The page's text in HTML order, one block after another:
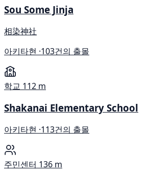
Sou Some Jinja
相染神社
아키타현 ·103건의 출몰
학교 112 m
Shakanai Elementary School
아키타현 ·113건의 출몰
주민센터 136 m